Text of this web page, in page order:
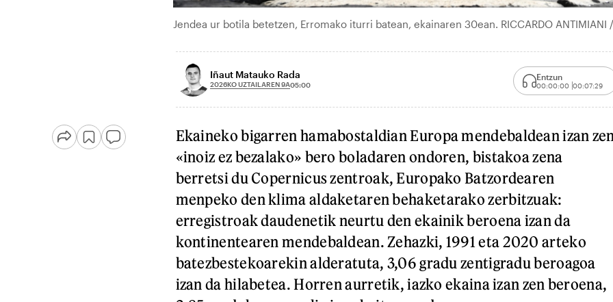
Jendea ur botila betetzen, Erromako iturri batean, ekainaren 30ean. RICCARDO ANTIMIANI /
Iñaut Matauko Rada
2026KO UZTAILAREN 9A05:00
Entzun
00:00:00 00:07:29
Ekaineko bigarren hamabostaldian Europa mendebaldean izan
«inoiz ez bezalako» bero boladaren ondoren, bistakoa zena
berretsi du Copernicus zentroak, Europako Batzordearen
menpeko den klima aldaketaren behaketarako zerbitzuak:
erregistroak daudenetik neurtu den ekainik beroena izan da
kontinentearen mendebaldean. Zehazki, 1991 eta 2020 arteko
batezbestekoarekin alderatuta, 3,06 gradu zentigradu beroagoa
izan da hilabetea. Horren aurretik, iazko ekaina izan zen beroena,